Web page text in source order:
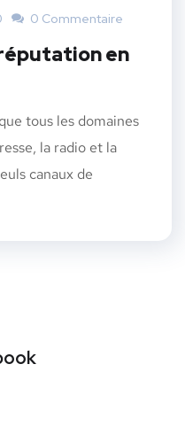
0 Commentaire
en
tous les domaines
la radio et la
canaux de